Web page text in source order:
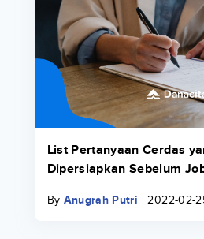
List Pertanyaan Cerdas
Dipersiapkan Sebelum
By Anugrah Putri 2022-02-